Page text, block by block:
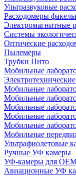
Ультразвуковые
Расходомеры
Электромагнитные
Системы
Оптические
Пылемеры
Трубки Пито
Мобильные
Мобильные
Мобильные
Мобильные
Мобильные
Мобильные
Мобильные
Ультрафиолетовые
Ручные УФ камеры
УФ-камеры для
Авиационные УФ